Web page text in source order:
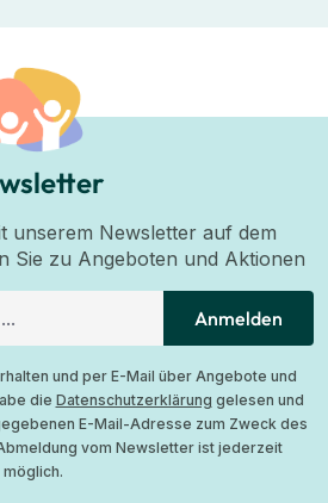
unserem Newsletter auf dem
Sie zu Angeboten und Aktionen
Anmelden
und per E-Mail über Angebote und
die Datenschutzerklärung gelesen und
E-Mail-Adresse zum Zweck des
vom Newsletter ist jederzeit
möglich.